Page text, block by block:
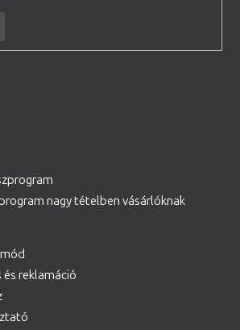
nagy tételben vásárlóknak
és reklamáció